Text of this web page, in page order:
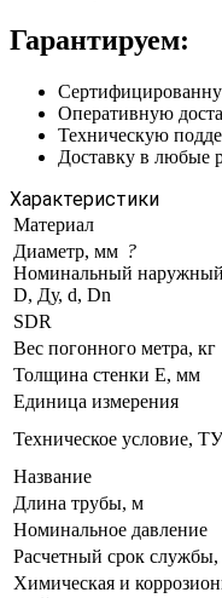
Гарантируем:
Оперативную
Техническую
Доставку в любые
Характеристики
Материал
Диаметр, мм ?
Номинальный наружный
D, Ду, d, Dn
SDR
Вес погонного метра, кг
Толщина стенки E, мм
Единица измерения
Техническое условие, ТУ
Название
Длина трубы, м
Номинальное давление
Расчетный срок службы,
Химическая и